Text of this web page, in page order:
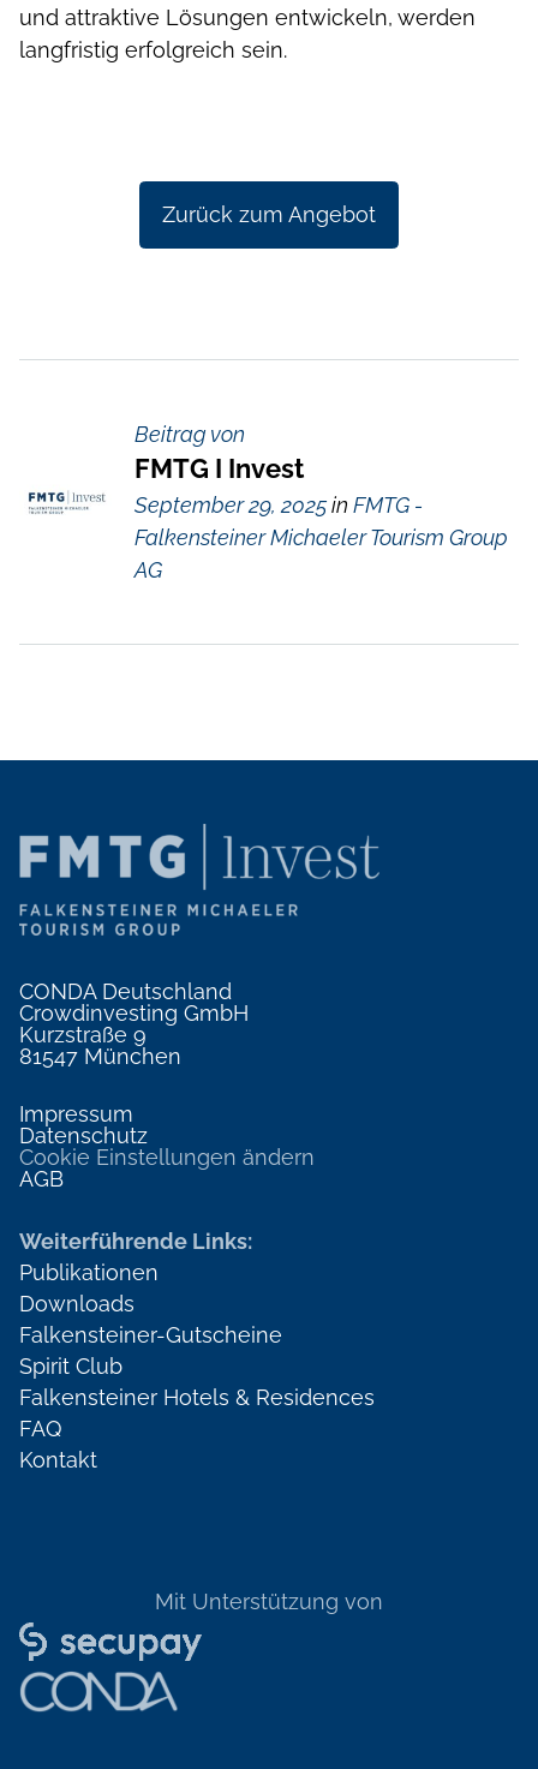
und attraktive Lösungen entwickeln, werden
langfristig erfolgreich sein.
Zurück zum Angebot
Beitrag von
FMTG I Invest
September 29, 2025in FMTG -
Falkensteiner Michaeler Tourism Group
AG
CONDA Deutschland
Crowdinvesting GmbH
Kurzstraße 9
81547 München
Impressum
Datenschutz
Cookie Einstellungen ändern
AGB
Weiterführende Links:
Publikationen
Downloads
Falkensteiner-Gutscheine
Spirit Club
Falkensteiner Hotels & Residences
FAQ
Kontakt
Mit Unterstützung von